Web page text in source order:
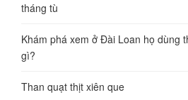
tháng tù
Khám phá xem ở Đài Loan họ dùng
gì?
Than quạt thịt xiên que